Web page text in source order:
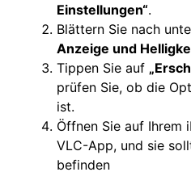
Einstellungen“.
Blättern Sie nach
Anzeige und
Tippen Sie auf
prüfen Sie, ob die
ist.
Öffnen Sie auf Ihrem
VLC-App, und sie
befinden